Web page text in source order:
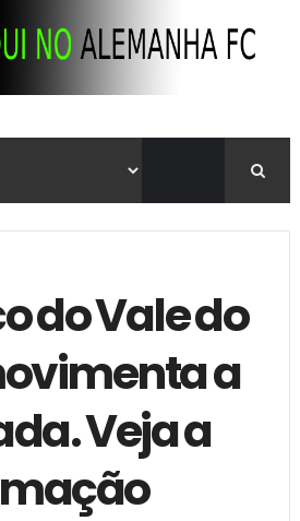
do Vale do
a
Veja a